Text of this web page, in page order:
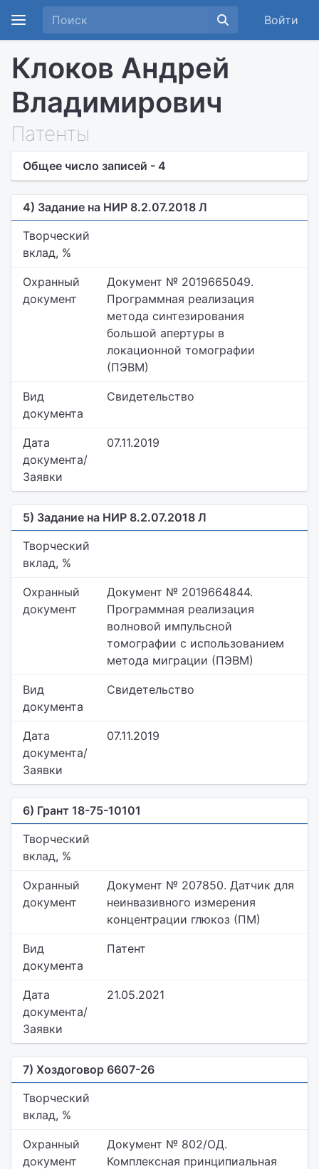
Войти
Клоков Андрей
Владимирович
Патенты
Общее число записей - 4
4) Задание на НИР 8.2.07.2018 Л
Творческий
вклад, %
Охранный
документ
Документ № 2019665049.
Программная реализация
метода синтезирования
большой апертуры в
локационной томографии
(ПЭВМ)
Вид
документа
Свидетельство
Дата
документа/
Заявки
07.11.2019
5) Задание на НИР 8.2.07.2018 Л
Творческий
вклад, %
Охранный
документ
Документ № 2019664844.
Программная реализация
волновой импульсной
томографии с использованием
метода миграции (ПЭВМ)
Вид
документа
Свидетельство
Дата
документа/
Заявки
07.11.2019
6) Грант 18-75-10101
Творческий
вклад, %
Охранный
документ
Документ № 207850. Датчик для
неинвазивного измерения
концентрации глюкоз (ПМ)
Вид
документа
Патент
Дата
документа/
Заявки
21.05.2021
7) Хоздоговор 6607-26
Творческий
вклад, %
Охранный
документ
Документ № 802/ОД.
Комплексная принципиальная